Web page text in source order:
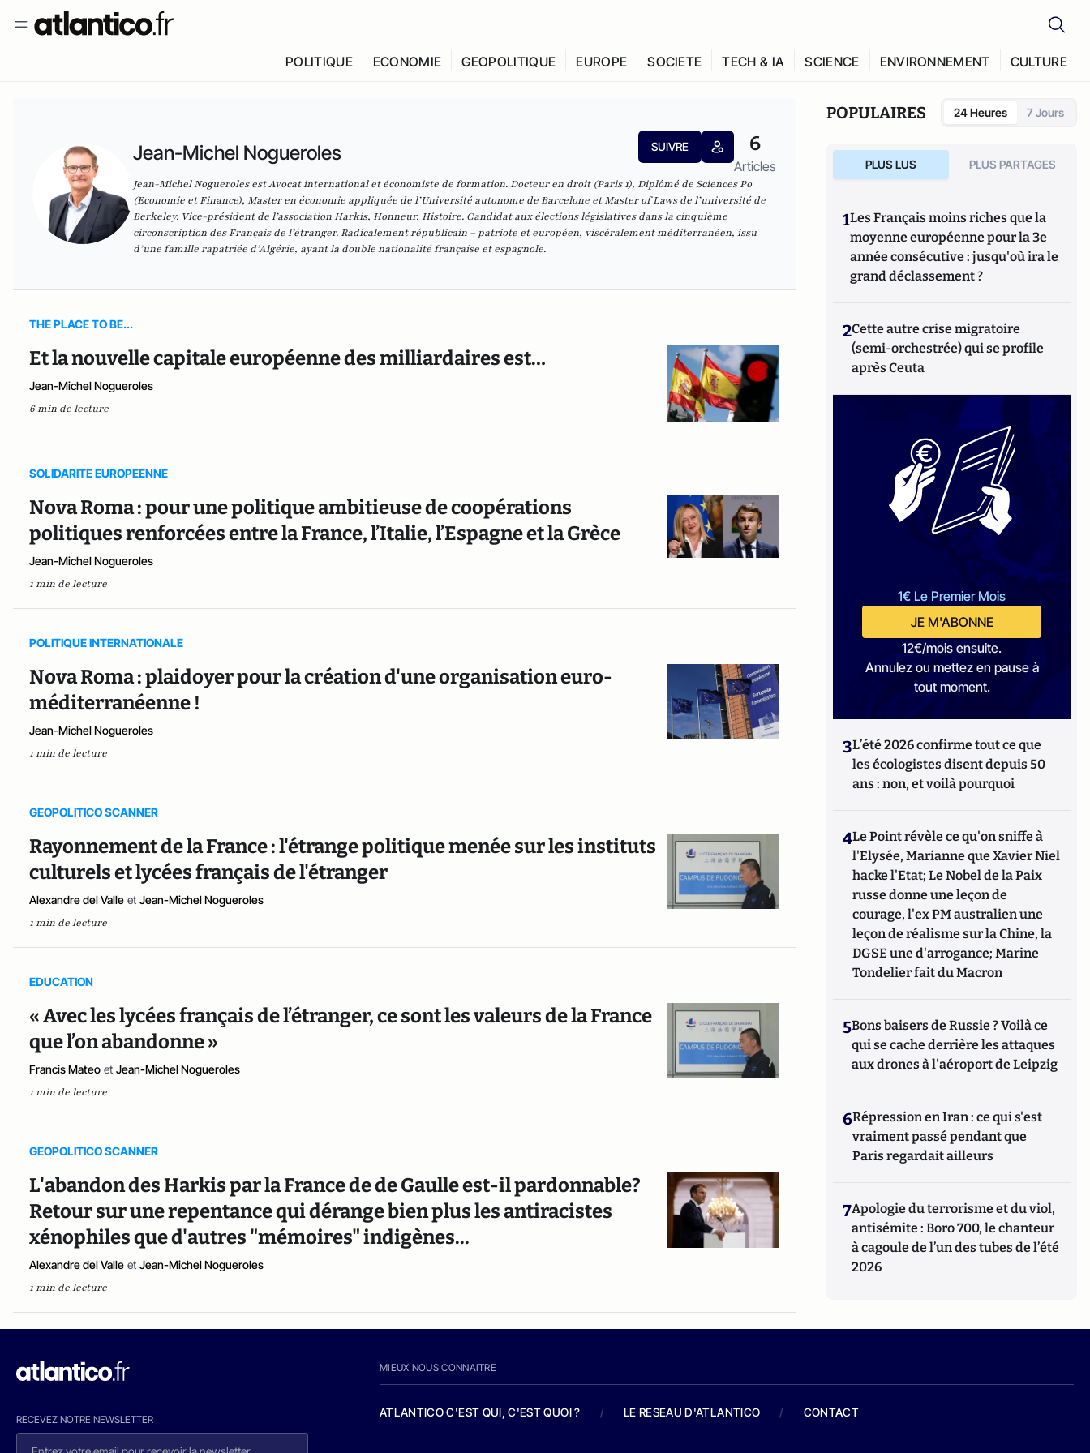
POLITIQUE ECONOMIE GEOPOLITIQUE EUROPE SOCIETE TECH & IA SCIENCE ENVIRONNEMENT CULTURE
Jean-Michel Nogueroles SUIVRE 6
Articles
Jean-Michel Nogueroles est Avocat international et économiste de formation. Docteur en droit (Paris 1), Diplômé de Sciences Po
(Economie et Finance), Master en économie appliquée de l’Université autonome de Barcelone et Master of Laws de l’université de
Berkeley. Vice-président de l’association Harkis, Honneur, Histoire. Candidat aux élections législatives dans la cinquième
circonscription des Français de l’étranger. Radicalement républicain – patriote et européen, viscéralement méditerranéen, issu
d’une famille rapatriée d’Algérie, ayant la double nationalité française et espagnole.
THE PLACE TO BE...
Et la nouvelle capitale européenne des milliardaires est…
Jean-Michel Nogueroles
6 min de lecture
SOLIDARITE EUROPEENNE
Nova Roma : pour une politique ambitieuse de coopérations
politiques renforcées entre la France, l’Italie, l’Espagne et la Grèce
Jean-Michel Nogueroles
1 min de lecture
POLITIQUE INTERNATIONALE
Nova Roma : plaidoyer pour la création d'une organisation euro-
méditerranéenne !
Jean-Michel Nogueroles
1 min de lecture
GEOPOLITICO SCANNER
Rayonnement de la France : l'étrange politique menée sur les instituts
culturels et lycées français de l'étranger
Alexandre del Valle et Jean-Michel Nogueroles
1 min de lecture
EDUCATION
« Avec les lycées français de l’étranger, ce sont les valeurs de la France
que l’on abandonne »
Francis Mateo et Jean-Michel Nogueroles
1 min de lecture
GEOPOLITICO SCANNER
L'abandon des Harkis par la France de de Gaulle est-il pardonnable?
Retour sur une repentance qui dérange bien plus les antiracistes
xénophiles que d'autres "mémoires" indigènes...
Alexandre del Valle et Jean-Michel Nogueroles
1 min de lecture
POPULAIRES 24 Heures 7 Jours
PLUS LUS PLUS PARTAGES
1Les Français moins riches que la
moyenne européenne pour la 3e
année consécutive : jusqu'où ira le
grand déclassement ?
2Cette autre crise migratoire
(semi-orchestrée) qui se profile
après Ceuta
1€ Le Premier Mois
JE M'ABONNE
12€/mois ensuite.
Annulez ou mettez en pause à
tout moment.
3L’été 2026 confirme tout ce que
les écologistes disent depuis 50
ans : non, et voilà pourquoi
4Le Point révèle ce qu'on sniffe à
l'Elysée, Marianne que Xavier Niel
hacke l'Etat; Le Nobel de la Paix
russe donne une leçon de
courage, l'ex PM australien une
leçon de réalisme sur la Chine, la
DGSE une d'arrogance; Marine
Tondelier fait du Macron
5Bons baisers de Russie ? Voilà ce
qui se cache derrière les attaques
aux drones à l'aéroport de Leipzig
6Répression en Iran : ce qui s'est
vraiment passé pendant que
Paris regardait ailleurs
7Apologie du terrorisme et du viol,
antisémite : Boro 700, le chanteur
à cagoule de l’un des tubes de l’été
2026
RECEVEZ NOTRE NEWSLETTER
MIEUX NOUS CONNAITRE
ATLANTICO C'EST QUI, C'EST QUOI ? / LE RESEAU D'ATLANTICO / CONTACT